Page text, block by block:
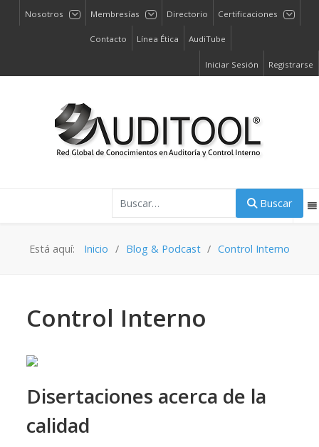
Nosotros Membresías Directorio Certificaciones
Contacto Línea Ética AudiTube
Iniciar Sesión Registrarse
Buscar
Está aquí: Inicio Blog & Podcast Control Interno
Control Interno
Disertaciones acerca de la
calidad